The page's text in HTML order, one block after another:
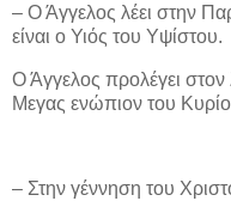
– Ο Άγγελος λέει στην
είναι ο Υιός του Υψίστου.
Ο Άγγελος προλέγει στον
Μεγας ενώπιον του
– Στην γέννηση του